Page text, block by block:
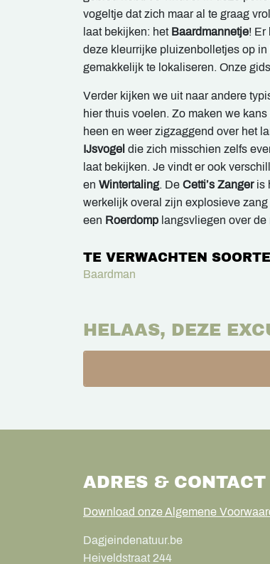
vogeltje dat zich maar al te graag
laat bekijken: het Baardmannetje! Er
deze kleurrijke pluizenbolletjes op
gemakkelijk te lokaliseren. Onze
Verder kijken we uit naar andere
hier thuis voelen. Zo maken we
heen en weer zigzaggend over het
IJsvogel die zich misschien zelfs
laat bekijken. Je vindt er ook
en Wintertaling. De Cetti’s Zangeris
werkelijk overal zijn explosieve
een Roerdomp langsvliegen over de
TE VERWACHTEN
Baardman
HELAAS, DEZE
ADRES & CONTACT
Download onze Algemene
Dagjeindenatuur.be
Heiveldstraat 244